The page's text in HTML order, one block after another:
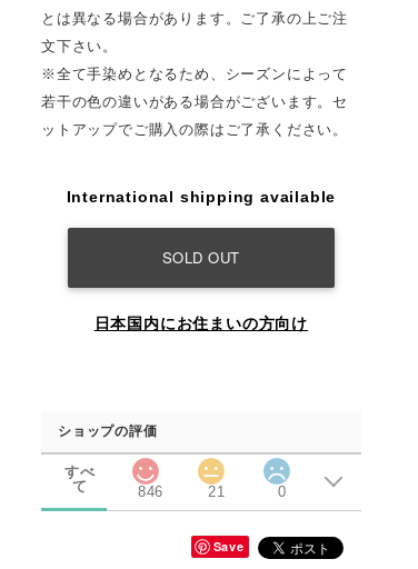
とは異なる場合があります。ご了承の上ご注
文下さい。
※全て手染めとなるため、シーズンによって
若干の色の違いがある場合がございます。セ
ットアップでご購入の際はご了承ください。
International shipping available
SOLD OUT
日本国内にお住まいの方向け
ショップの評価
すべ
て
846 21 0
Save